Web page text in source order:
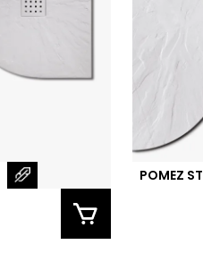
POMEZ ST